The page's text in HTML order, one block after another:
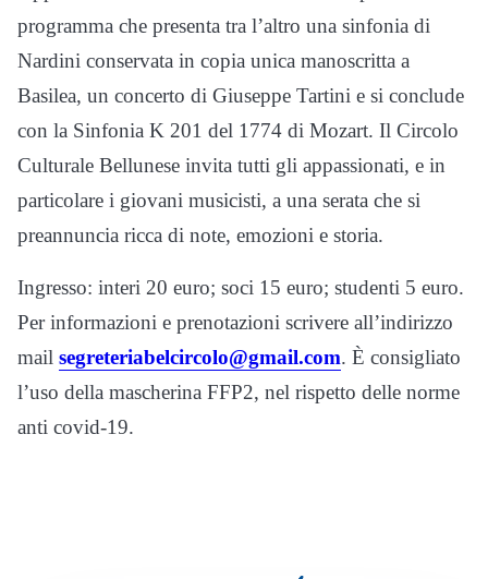
programma che presenta tra l’altro una sinfonia di
Nardini conservata in copia unica manoscritta a
Basilea, un concerto di Giuseppe Tartini e si conclude
con la Sinfonia K 201 del 1774 di Mozart. Il Circolo
Culturale Bellunese invita tutti gli appassionati, e in
particolare i giovani musicisti, a una serata che si
preannuncia ricca di note, emozioni e storia.
Ingresso: interi 20 euro; soci 15 euro; studenti 5 euro.
Per informazioni e prenotazioni scrivere all’indirizzo
mail segreteriabelcircolo@gmail.com. È consigliato
l’uso della mascherina FFP2, nel rispetto delle norme
anti covid-19.